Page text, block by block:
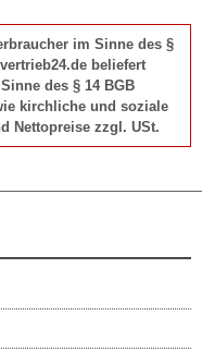
im Sinne des §
beliefert
des § 14 BGB
kirchliche und soziale
Nettopreise zzgl. USt.